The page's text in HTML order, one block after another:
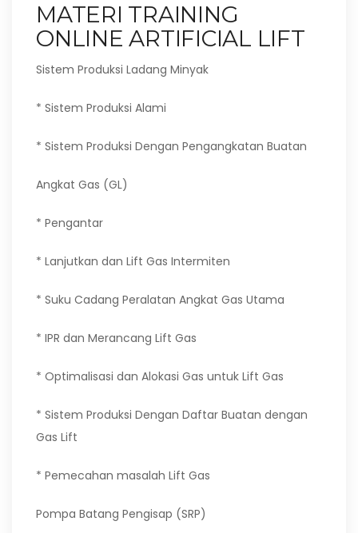
MATERI TRAINING
ONLINE ARTIFICIAL LIFT
Sistem Produksi Ladang Minyak
* Sistem Produksi Alami
* Sistem Produksi Dengan Pengangkatan Buatan
Angkat Gas (GL)
* Pengantar
* Lanjutkan dan Lift Gas Intermiten
* Suku Cadang Peralatan Angkat Gas Utama
* IPR dan Merancang Lift Gas
* Optimalisasi dan Alokasi Gas untuk Lift Gas
* Sistem Produksi Dengan Daftar Buatan dengan
Gas Lift
* Pemecahan masalah Lift Gas
Pompa Batang Pengisap (SRP)